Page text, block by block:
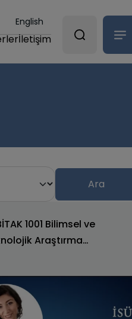
English
İletişim
1001 Bilimsel ve
Araştırma
Proje Kabulü